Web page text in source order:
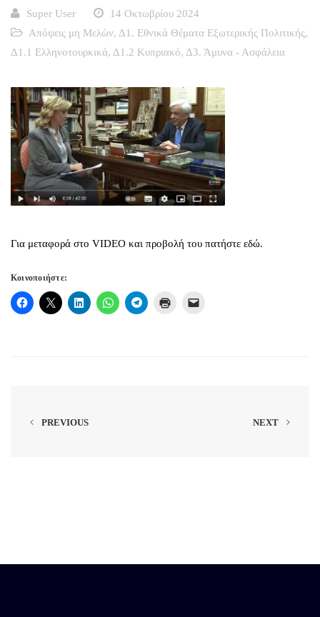
Super User
14 Οκτωβρίου 2024
Απόψεις μη Μελών, Δ1. Εθνικά Θέματα Εξωτερικής Πολιτικής,
Δ1.1 Ελληνοτουρκικά, Δ1.2 Κυπριακό, Δ3. Άμυνα - Ασφάλεια
Για μεταφορά στο VIDEO και προβολή του πατήστε εδώ.
Κοινοποιήστε:
PREVIOUS NEXT